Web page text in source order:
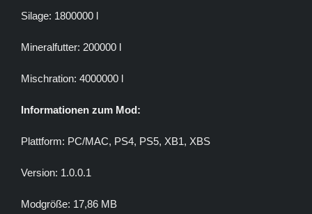
Silage: 1800000 l
Mineralfutter: 200000 l
Mischration: 4000000 l
Informationen zum Mod:
Plattform: PC/MAC, PS4, PS5, XB1, XBS
Version: 1.0.0.1
Modgröße: 17,86 MB